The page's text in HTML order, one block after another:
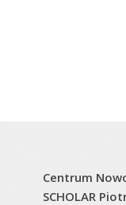
Centrum
SCHOLAR